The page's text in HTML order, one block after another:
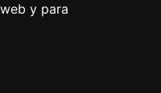
y para